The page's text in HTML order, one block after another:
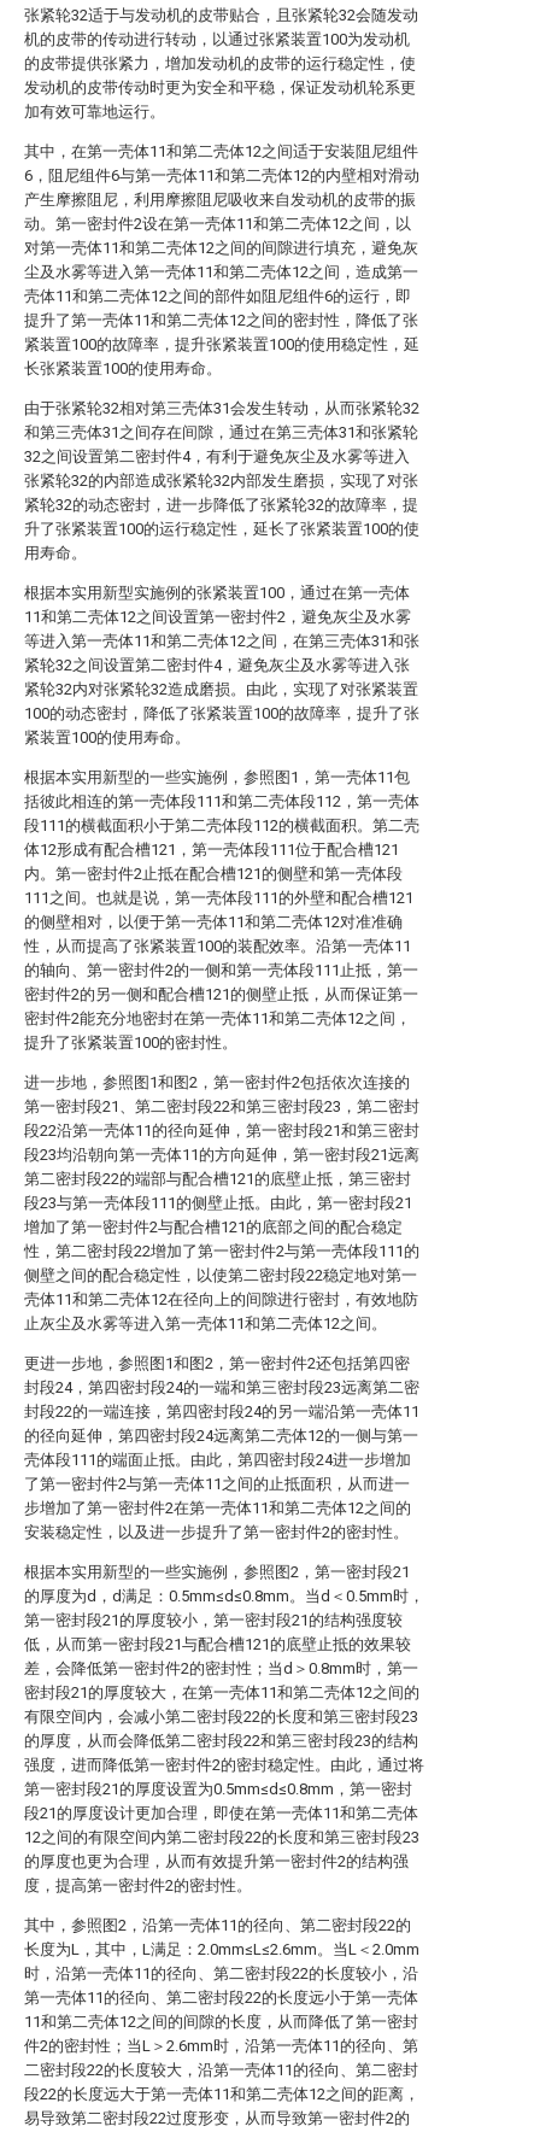
张紧轮32适于与发动机的皮带贴合，且张紧轮32会随发动
机的皮带的传动进行转动，以通过张紧装置100为发动机
的皮带提供张紧力，增加发动机的皮带的运行稳定性，使
发动机的皮带传动时更为安全和平稳，保证发动机轮系更
加有效可靠地运行。
其中，在第一壳体11和第二壳体12之间适于安装阻尼组件
6，阻尼组件6与第一壳体11和第二壳体12的内壁相对滑动
产生摩擦阻尼，利用摩擦阻尼吸收来自发动机的皮带的振
动。第一密封件2设在第一壳体11和第二壳体12之间，以
对第一壳体11和第二壳体12之间的间隙进行填充，避免灰
尘及水雾等进入第一壳体11和第二壳体12之间，造成第一
壳体11和第二壳体12之间的部件如阻尼组件6的运行，即
提升了第一壳体11和第二壳体12之间的密封性，降低了张
紧装置100的故障率，提升张紧装置100的使用稳定性，延
长张紧装置100的使用寿命。
由于张紧轮32相对第三壳体31会发生转动，从而张紧轮32
和第三壳体31之间存在间隙，通过在第三壳体31和张紧轮
32之间设置第二密封件4，有利于避免灰尘及水雾等进入
张紧轮32的内部造成张紧轮32内部发生磨损，实现了对张
紧轮32的动态密封，进一步降低了张紧轮32的故障率，提
升了张紧装置100的运行稳定性，延长了张紧装置100的使
用寿命。
根据本实用新型实施例的张紧装置100，通过在第一壳体
11和第二壳体12之间设置第一密封件2，避免灰尘及水雾
等进入第一壳体11和第二壳体12之间，在第三壳体31和张
紧轮32之间设置第二密封件4，避免灰尘及水雾等进入张
紧轮32内对张紧轮32造成磨损。由此，实现了对张紧装置
100的动态密封，降低了张紧装置100的故障率，提升了张
紧装置100的使用寿命。
根据本实用新型的一些实施例，参照图1，第一壳体11包
括彼此相连的第一壳体段111和第二壳体段112，第一壳体
段111的横截面积小于第二壳体段112的横截面积。第二壳
体12形成有配合槽121，第一壳体段111位于配合槽121
内。第一密封件2止抵在配合槽121的侧壁和第一壳体段
111之间。也就是说，第一壳体段111的外壁和配合槽121
的侧壁相对，以便于第一壳体11和第二壳体12对准准确
性，从而提高了张紧装置100的装配效率。沿第一壳体11
的轴向、第一密封件2的一侧和第一壳体段111止抵，第一
密封件2的另一侧和配合槽121的侧壁止抵，从而保证第一
密封件2能充分地密封在第一壳体11和第二壳体12之间，
提升了张紧装置100的密封性。
进一步地，参照图1和图2，第一密封件2包括依次连接的
第一密封段21、第二密封段22和第三密封段23，第二密封
段22沿第一壳体11的径向延伸，第一密封段21和第三密封
段23均沿朝向第一壳体11的方向延伸，第一密封段21远离
第二密封段22的端部与配合槽121的底壁止抵，第三密封
段23与第一壳体段111的侧壁止抵。由此，第一密封段21
增加了第一密封件2与配合槽121的底部之间的配合稳定
性，第二密封段22增加了第一密封件2与第一壳体段111的
侧壁之间的配合稳定性，以使第二密封段22稳定地对第一
壳体11和第二壳体12在径向上的间隙进行密封，有效地防
止灰尘及水雾等进入第一壳体11和第二壳体12之间。
更进一步地，参照图1和图2，第一密封件2还包括第四密
封段24，第四密封段24的一端和第三密封段23远离第二密
封段22的一端连接，第四密封段24的另一端沿第一壳体11
的径向延伸，第四密封段24远离第二壳体12的一侧与第一
壳体段111的端面止抵。由此，第四密封段24进一步增加
了第一密封件2与第一壳体11之间的止抵面积，从而进一
步增加了第一密封件2在第一壳体11和第二壳体12之间的
安装稳定性，以及进一步提升了第一密封件2的密封性。
根据本实用新型的一些实施例，参照图2，第一密封段21
的厚度为d，d满足：0.5mm≤d≤0.8mm。当d＜0.5mm时，
第一密封段21的厚度较小，第一密封段21的结构强度较
低，从而第一密封段21与配合槽121的底壁止抵的效果较
差，会降低第一密封件2的密封性；当d＞0.8mm时，第一
密封段21的厚度较大，在第一壳体11和第二壳体12之间的
有限空间内，会减小第二密封段22的长度和第三密封段23
的厚度，从而会降低第二密封段22和第三密封段23的结构
强度，进而降低第一密封件2的密封稳定性。由此，通过将
第一密封段21的厚度设置为0.5mm≤d≤0.8mm，第一密封
段21的厚度设计更加合理，即使在第一壳体11和第二壳体
12之间的有限空间内第二密封段22的长度和第三密封段23
的厚度也更为合理，从而有效提升第一密封件2的结构强
度，提高第一密封件2的密封性。
其中，参照图2，沿第一壳体11的径向、第二密封段22的
长度为L，其中，L满足：2.0mm≤L≤2.6mm。当L＜2.0mm
时，沿第一壳体11的径向、第二密封段22的长度较小，沿
第一壳体11的径向、第二密封段22的长度远小于第一壳体
11和第二壳体12之间的间隙的长度，从而降低了第一密封
件2的密封性；当L＞2.6mm时，沿第一壳体11的径向、第
二密封段22的长度较大，沿第一壳体11的径向、第二密封
段22的长度远大于第一壳体11和第二壳体12之间的距离，
易导致第二密封段22过度形变，从而导致第一密封件2的